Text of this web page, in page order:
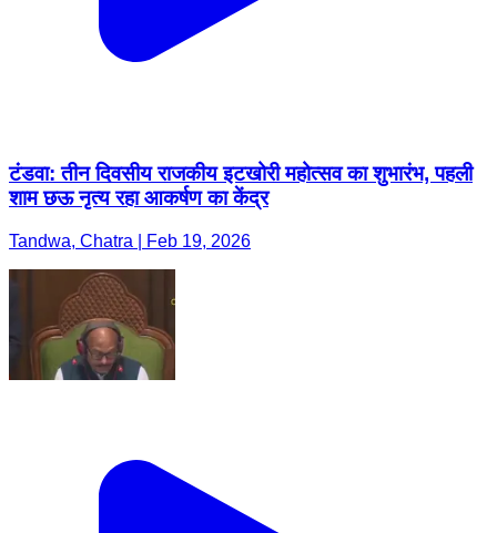
टंडवा: तीन दिवसीय राजकीय इटखोरी महोत्सव का शुभारंभ, पहली
शाम छऊ नृत्य रहा आकर्षण का केंद्र
Tandwa, Chatra | Feb 19, 2026